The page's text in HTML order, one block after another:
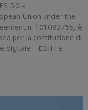
5.0 –
Union under the
n. 101083759, è
per la costituzione di
digitale – EDIH e…